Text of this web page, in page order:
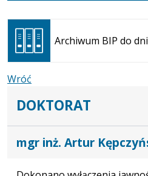
Archiwum BIP do
Otwiera
się w
nowej
karcie
Wróć
DOKTORAT
mgr inż. Artur